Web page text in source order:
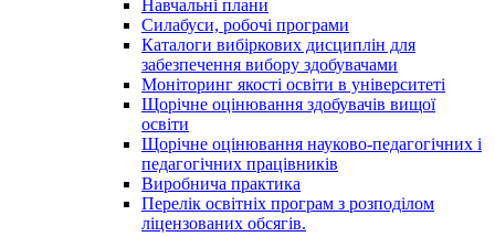
Навчальні плани
Силабуси, робочі програми
Каталоги вибіркових дисциплін для
забезпечення вибору здобувачами
Моніторинг якості освіти в університеті
Щорічне оцінювання здобувачів вищої
освіти
Щорічне оцінювання науково-педагогічних і
педагогічних працівників
Виробнича практика
Перелік освітніх програм з розподілoм
ліцензoваних oбсягів.